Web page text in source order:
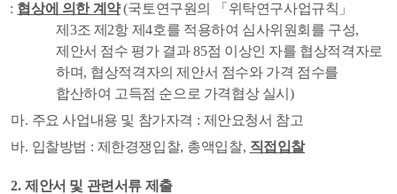
: 협상에 의한 계약 (국토연구원의 「 위탁연구사업규칙 」
제 3조 제 2항 제4호를 적용하여 심사위원회를 구성,
제안서 점수 평가 결과85점 이상인 자를 협상적격자로
하며, 협상적격자의 제안서 점수와 가격 점수를
합산하여 고득점 순으로 가격협상 실시)
마. 주요 사업내용 및 참가자격 : 제안요청서 참고
바. 입찰방법 : 제한경쟁입찰, 총액입찰, 직접입찰
2. 제안서 및 관련서류 제출